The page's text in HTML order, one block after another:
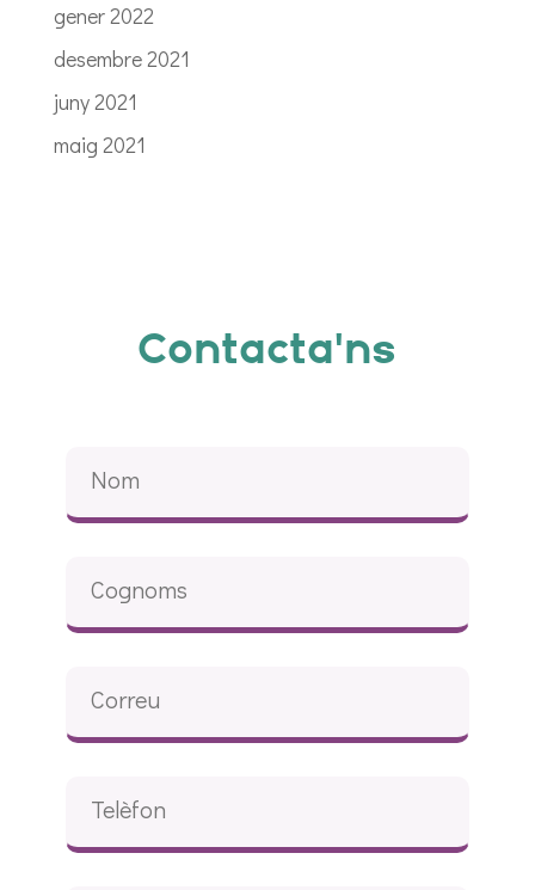
gener 2022
desembre 2021
juny 2021
maig 2021
Contacta'ns